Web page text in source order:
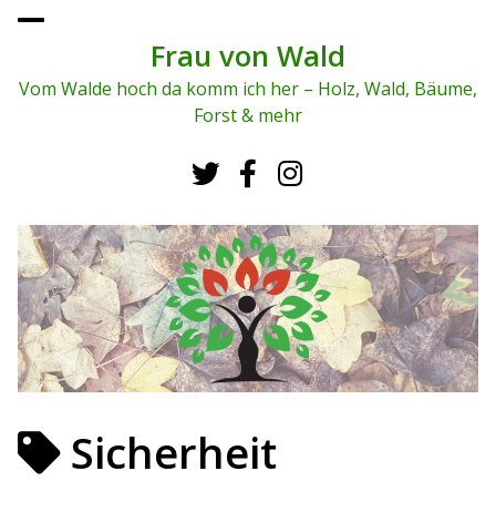
To
me
Frau von Wald
Vom Walde hoch da komm ich her – Holz, Wald, Bäume,
Forst & mehr
Sicherheit